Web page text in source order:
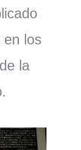
en los
la